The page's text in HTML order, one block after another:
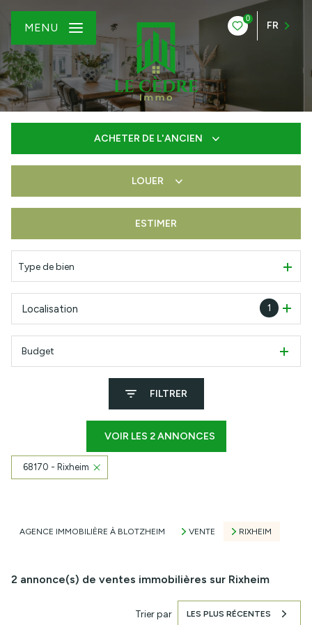
0
FR
MENU
ACHETER DE L'ANCIEN
De l'immo pro
LOUER
De l'immo pro
ESTIMER
Type de bien
1
Localisation
Budget
FILTRER
VOIR LES 2ANNONCES
68170 - Rixheim
AGENCE IMMOBILIÈRE À BLOTZHEIM VENTE RIXHEIM
2 annonce(s) de ventes immobilières sur Rixheim
Trier par LES PLUS RÉCENTES